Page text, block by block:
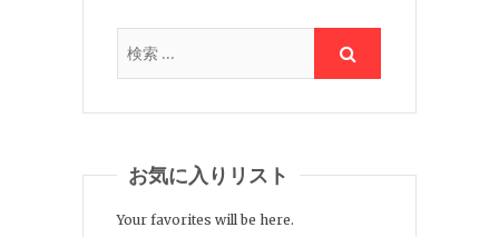
お気に入りリスト
Your favorites will be here.